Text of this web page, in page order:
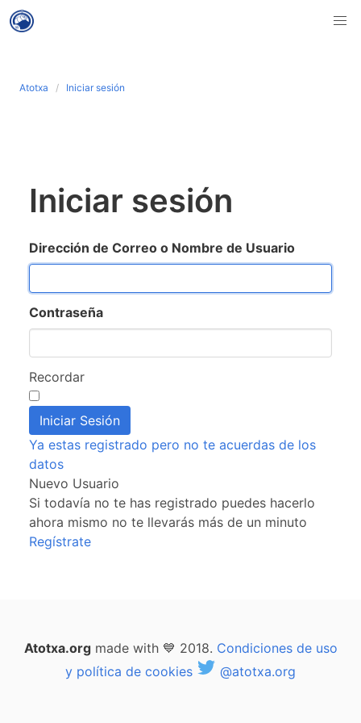
Atotxa Iniciar sesión
Iniciar sesión
Dirección de Correo o Nombre de Usuario
Contraseña
Recordar
Ya estas registrado pero no te acuerdas de los
datos
Nuevo Usuario
Si todavía no te has registrado puedes hacerlo
ahora mismo no te llevarás más de un minuto
Regístrate
Atotxa.orgmade with 💙 2018. Condiciones de uso
y política de cookies
@atotxa.org